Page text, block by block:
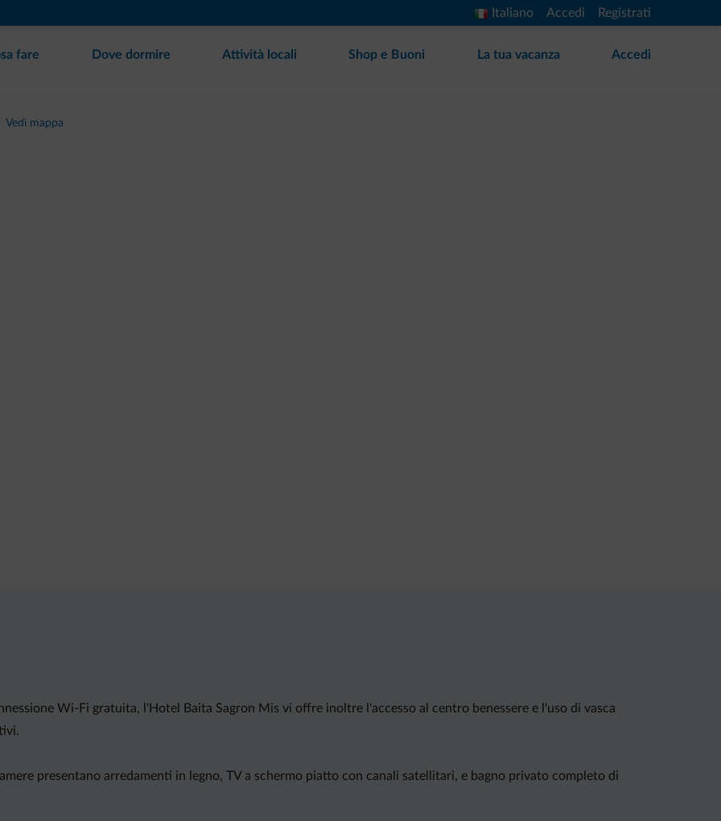
Italiano Accedi Registrati
fare Dove dormire Attività locali Shop e Buoni La tua vacanza Accedi
Vedi mappa
Wi-Fi gratuita, l'Hotel Baita Sagron Mis vi offre inoltre l'accesso al centro benessere e l'uso di vasca
presentano arredamenti in legno, TV a schermo piatto con canali satellitari, e bagno privato completo di